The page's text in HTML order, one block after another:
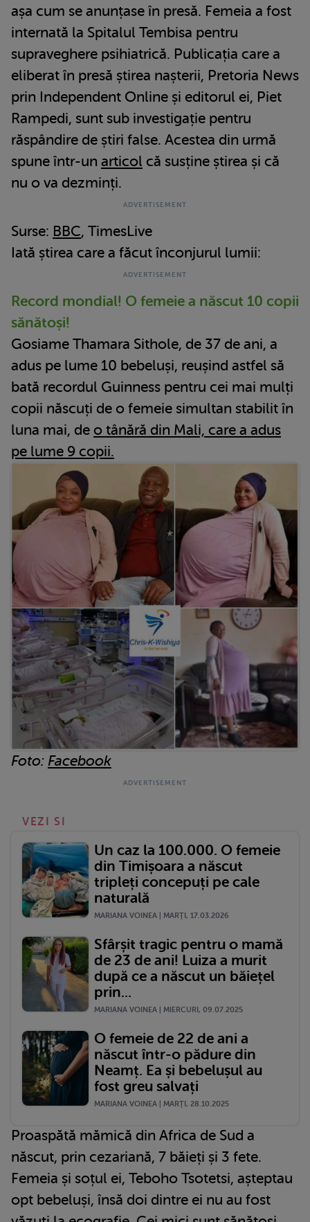
așa cum se anunțase în presă. Femeia a fost
internată la Spitalul Tembisa pentru
supraveghere psihiatrică. Publicația care a
eliberat în presă știrea nașterii, Pretoria News
prin Independent Online și editorul ei, Piet
Rampedi, sunt sub investigație pentru
răspândire de știri false. Acestea din urmă
spune într-un articol că susține știrea și că
nu o va dezminți.
Surse: BBC, TimesLive
Iată știrea care a făcut înconjurul lumii:
Record mondial! O femeie a născut 10 copii
sănătoși!
Gosiame Thamara Sithole, de 37 de ani, a
adus pe lume 10 bebeluși, reușind astfel să
bată recordul Guinness pentru cei mai mulți
copii născuți de o femeie simultan stabilit în
luna mai, de o tânără din Mali, care a adus
pe lume 9 copii.
Foto: Facebook
VEZI SI
Un caz la 100.000. O femeie
din Timișoara a născut
tripleți concepuți pe cale
naturală
MARIANA VOINEA | MARŢI, 17.03.2026
Sfârșit tragic pentru o mamă
de 23 de ani! Luiza a murit
după ce a născut un băiețel
prin...
MARIANA VOINEA | MIERCURI, 09.07.2025
O femeie de 22 de ani a
născut într-o pădure din
Neamț. Ea și bebelușul au
fost greu salvați
MARIANA VOINEA | MARŢI, 28.10.2025
Proaspătă mămică din Africa de Sud a
născut, prin cezariană, 7 băieți și 3 fete.
Femeia și soțul ei, Teboho Tsotetsi, așteptau
opt bebeluși, însă doi dintre ei nu au fost